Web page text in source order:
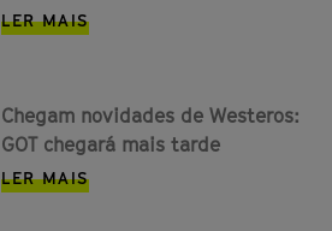
LER MAIS
Chegam novidades de Westeros:
GOT chegará mais tarde
LER MAIS